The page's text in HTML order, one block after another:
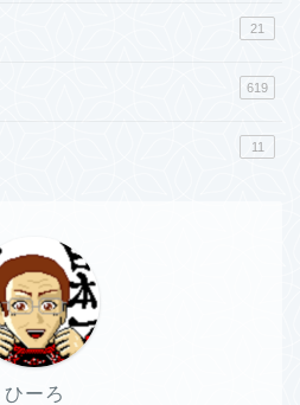
21
619
11
ひーろ